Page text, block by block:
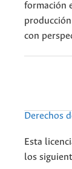
formación
con
Derechos
Esta
los